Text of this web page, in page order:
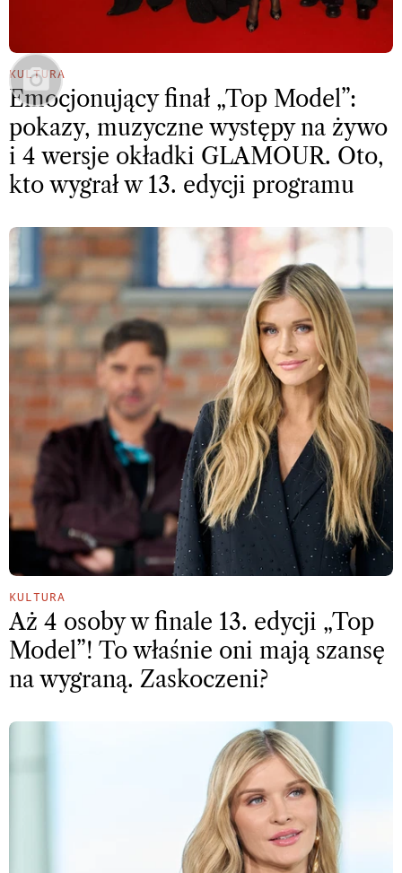
KULTURA
Emocjonujący finał „Top Model”:
pokazy, muzyczne występy na żywo
i 4 wersje okładki GLAMOUR. Oto,
kto wygrał w 13. edycji programu
KULTURA
Aż 4 osoby w finale 13. edycji „Top
Model”! To właśnie oni mają szansę
na wygraną. Zaskoczeni?